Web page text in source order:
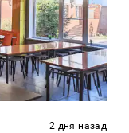
2 дня назад